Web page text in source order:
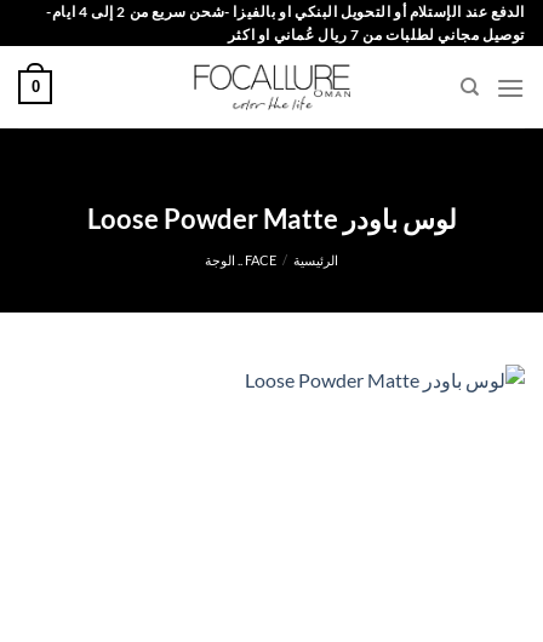
تخطي
للمحتوى
الدفع عند الإستلام أو التحويل البنكي او بالفيزا -شحن سريع من 2 إلى 4 ايام-
توصيل مجاني لطلبات من 7 ريال عُماني او اكثر
0
لوس باودر Loose Powder Matte
الرئيسية / FACE .. الوجة